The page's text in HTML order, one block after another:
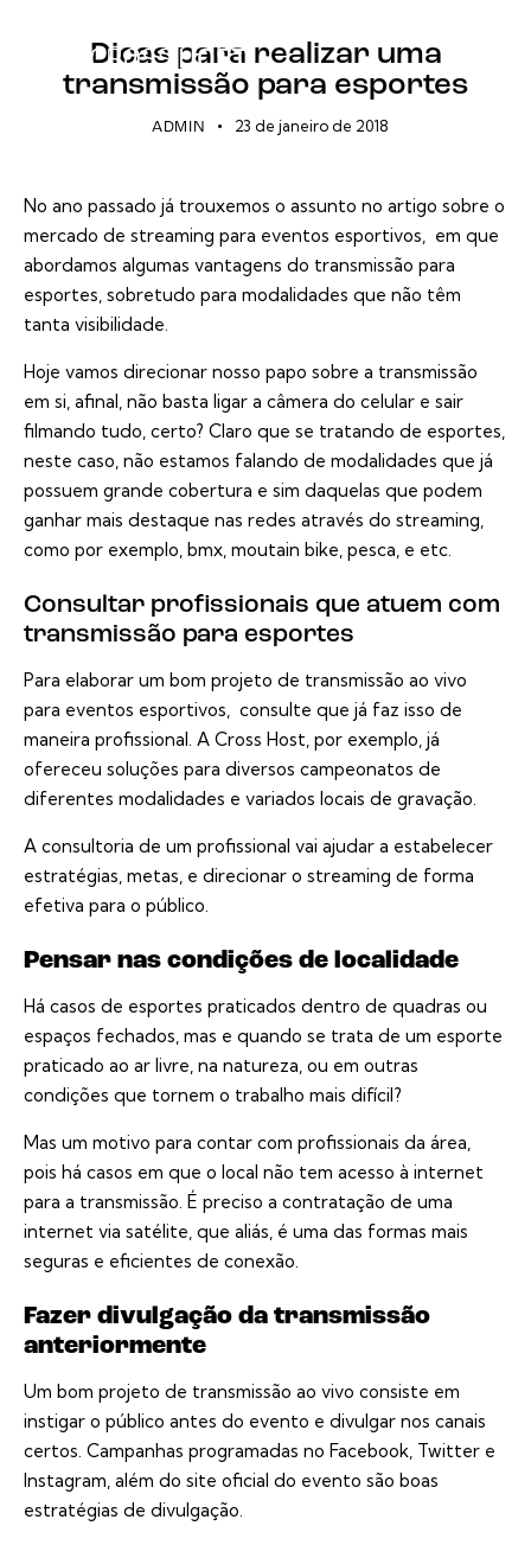
Dicas para realizar uma
transmissão para esportes
ADMIN 23 de janeiro de 2018
No ano passado já trouxemos o assunto no artigo sobre o
mercado de streaming para eventos esportivos, em que
abordamos algumas vantagens do transmissão para
esportes, sobretudo para modalidades que não têm
tanta visibilidade.
Hoje vamos direcionar nosso papo sobre a transmissão
em si, afinal, não basta ligar a câmera do celular e sair
filmando tudo, certo? Claro que se tratando de esportes,
neste caso, não estamos falando de modalidades que já
possuem grande cobertura e sim daquelas que podem
ganhar mais destaque nas redes através do streaming,
como por exemplo, bmx, moutain bike, pesca, e etc.
Consultar profissionais que atuem com
transmissão para esportes
Para elaborar um bom projeto de transmissão ao vivo
para eventos esportivos, consulte que já faz isso de
maneira profissional. A Cross Host, por exemplo, já
ofereceu soluções para diversos campeonatos de
diferentes modalidades e variados locais de gravação.
A consultoria de um profissional vai ajudar a estabelecer
estratégias, metas, e direcionar o streaming de forma
efetiva para o público.
Pensar nas condições de localidade
Há casos de esportes praticados dentro de quadras ou
espaços fechados, mas e quando se trata de um esporte
praticado ao ar livre, na natureza, ou em outras
condições que tornem o trabalho mais difícil?
Mas um motivo para contar com profissionais da área,
pois há casos em que o local não tem acesso à internet
para a transmissão. É preciso a contratação de uma
internet via satélite, que aliás, é uma das formas mais
seguras e eficientes de conexão.
Fazer divulgação da transmissão
anteriormente
Um bom projeto de transmissão ao vivo consiste em
instigar o público antes do evento e divulgar nos canais
certos. Campanhas programadas no Facebook, Twitter e
Instagram, além do site oficial do evento são boas
estratégias de divulgação.